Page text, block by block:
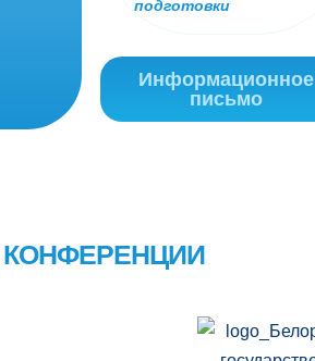
подготовки
Информационное
письмо